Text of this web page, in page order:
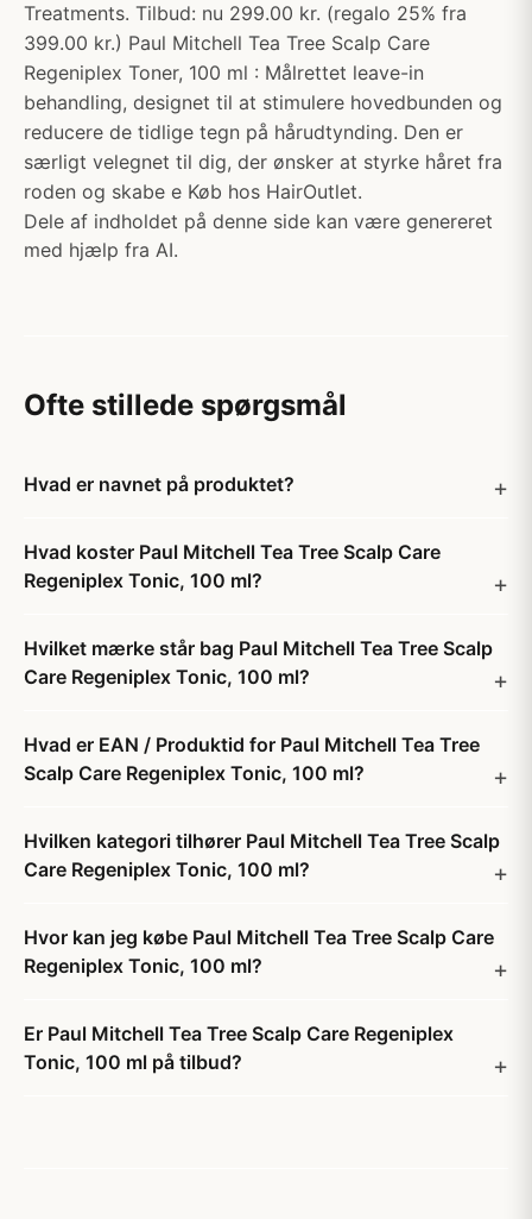
Treatments. Tilbud: nu 299.00 kr. (regalo 25% fra
399.00 kr.) Paul Mitchell Tea Tree Scalp Care
Regeniplex Toner, 100 ml : Målrettet leave-in
behandling, designet til at stimulere hovedbunden og
reducere de tidlige tegn på hårudtynding. Den er
særligt velegnet til dig, der ønsker at styrke håret fra
roden og skabe e Køb hos HairOutlet.
Dele af indholdet på denne side kan være genereret
med hjælp fra AI.
Ofte stillede spørgsmål
Hvad er navnet på produktet?
Hvad koster Paul Mitchell Tea Tree Scalp Care
Regeniplex Tonic, 100 ml?
Hvilket mærke står bag Paul Mitchell Tea Tree Scalp
Care Regeniplex Tonic, 100 ml?
Hvad er EAN / Produktid for Paul Mitchell Tea Tree
Scalp Care Regeniplex Tonic, 100 ml?
Hvilken kategori tilhører Paul Mitchell Tea Tree Scalp
Care Regeniplex Tonic, 100 ml?
Hvor kan jeg købe Paul Mitchell Tea Tree Scalp Care
Regeniplex Tonic, 100 ml?
Er Paul Mitchell Tea Tree Scalp Care Regeniplex
Tonic, 100 ml på tilbud?